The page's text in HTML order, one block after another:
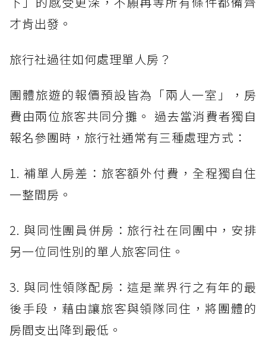
下」的感受更深，不願再等所有條件都備齊
才肯出發。
旅行社過往如何處理單人房？
團體旅遊的報價預設皆為「兩人一室」，房
費由兩位旅客共同分攤。 過去當消費者獨自
報名參團時，旅行社通常有三種處理方式：
1. 補單人房差：旅客額外付費，全程獨自住
一整間房。
2. 與同性團員併房：旅行社在同團中，安排
另一位同性別的單人旅客同住。
3. 與同性領隊配房：這是業界行之有年的最
後手段，藉由讓旅客與領隊同住，將團體的
房間支出降到最低。